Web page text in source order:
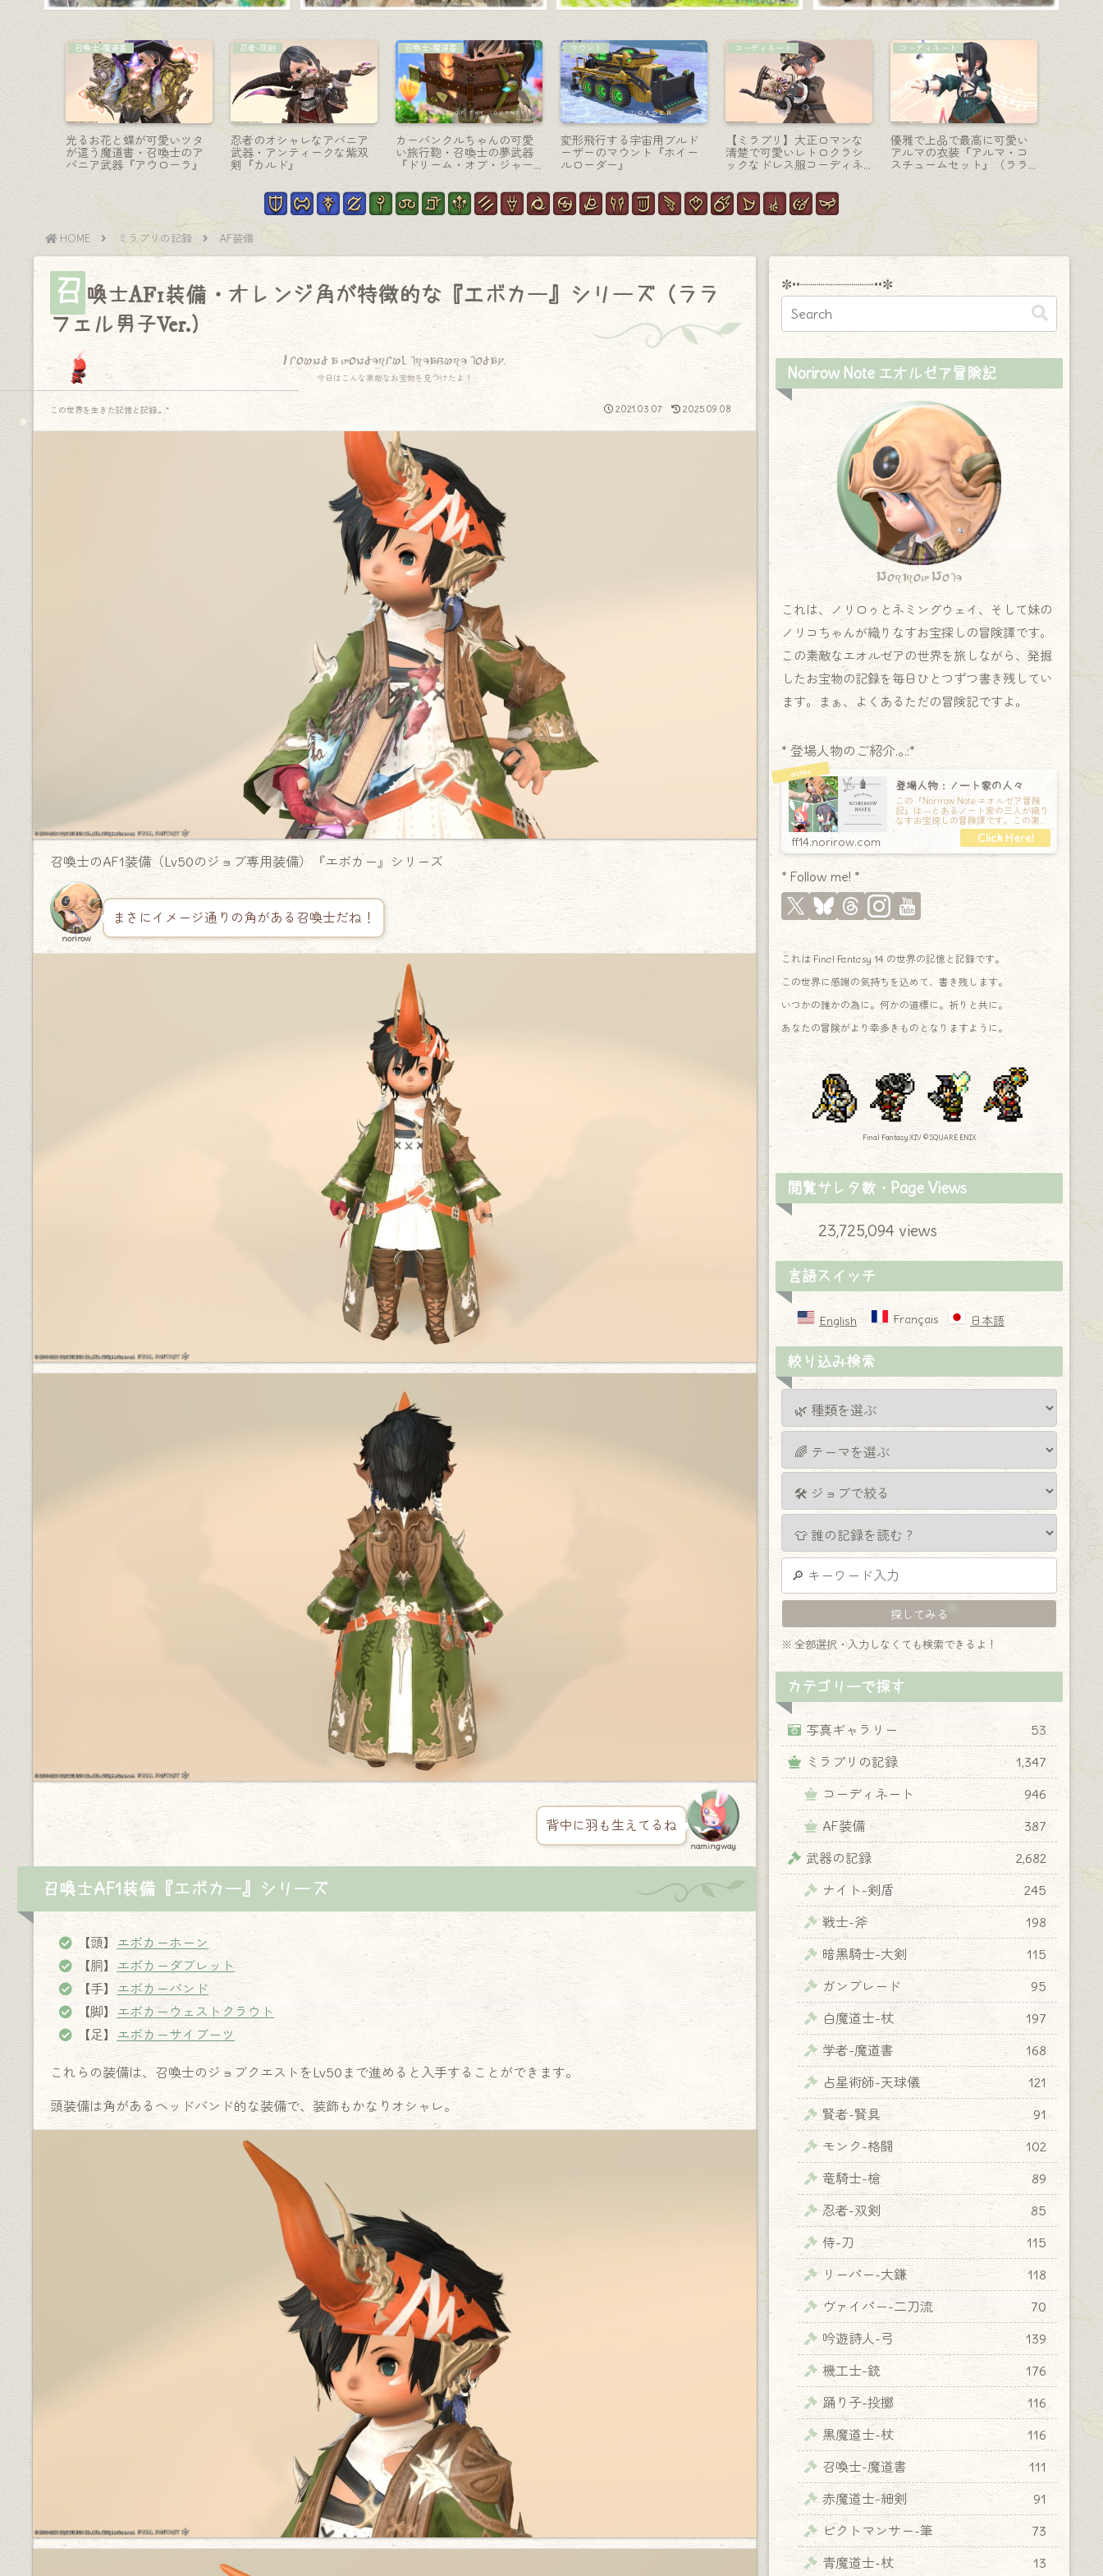
AF装備
召喚士のAF4装備・可愛い
オペラ宮廷衣装『ベコナ
ー』シリーズ（ララフェル
男子Ver.）
コーディネート
【ミラプリ】「白いドレス
のおてんば姫」- ハイハウ
ス・バッスルドレスアレン
ジコーデ
モンク-格闘
モンクのMW最終形態・電子
刃のロケットパンチ『マン
ダヴィラス・フィスト』
コーディネート
【ミラプリ】小さな流浪の
剣士様・光の剣と水鏡の盾
を添えて
占星術師-天球儀
占星術師のちょっとメカニ
カルでカッコいい天球儀
『ガーロンド・マジテック
オーラリーRE』
踊り子-投擲
踊り子のAF4武器・ヒンド
ゥー教の神の名を持つ美し
い円月輪『クリシュナ』
オメガ
HOME ミラプリの記録 AF装備
召 喚士AF1装備・オレンジ角が特徴的な『エボカー』シリーズ（ララ
フェル男子Ver.）
I found a wonderful treasure today.
今日はこんな素敵なお宝物を見つけたよ！
2021.03.07 2025.09.08
この世界を生きた記憶と記録.｡.:*
召喚士のAF1装備（Lv50のジョブ専用装備）『エボカー』シリーズ
norirow
まさにイメージ通りの角がある召喚士だね！
背中に羽も生えてるね
namingway
召喚士AF1装備『エボカー』シリーズ
【頭】 エボカーホーン
【胴】 エボカーダブレット
【手】 エボカーバンド
【脚】 エボカーウェストクラウト
【足】 エボカーサイブーツ
これらの装備は、召喚士のジョブクエストをLv50まで進めると入手することができます。
頭装備は角があるヘッドバンド的な装備で、装飾もかなりオシャレ。
✼••┈┈┈┈┈┈┈┈┈••✼
Norirow Note エオルゼア冒険記
Norirow Note
これは、ノリロゥとネミングウェイ、そして妹の
ノリコちゃんが織りなすお宝探しの冒険譚です。
この素敵なエオルゼアの世界を旅しながら、発掘
したお宝物の記録を毎日ひとつずつ書き残してい
ます。まぁ、よくあるただの冒険記ですよ。
* 登場人物のご紹介.｡.:*
登場人物：ノート家の人々
この『Norirow Note エオルゼア冒険
記』は―とあるノート家の三人が織り
なすお宝探しの冒険譚です。この素敵
な Final Fantasy XIV の世界を旅しな
ff14.norirow.com
* Follow me! *
これは Final Fantasy 14 の世界の記憶と記録です。
この世界に感謝の気持ちを込めて、書き残します。
いつかの誰かの為に。何かの道標に。祈りと共に。
あなたの冒険がより幸多きものとなりますように。
Final Fantasy XIV © SQUARE ENIX
閲覧サレタ数・Page Views
23,725,094 views
言語スイッチ
English Français 日本語
絞り込み検索
※ 全部選択・入力しなくても検索できるよ！
カテゴリーで探す
写真ギャラリー
53
ミラプリの記録
1,347
コーディネート
946
AF装備
387
武器の記録
2,682
ナイト-剣盾
245
戦士-斧
198
暗黒騎士-大剣
115
ガンブレード
95
白魔道士-杖
197
学者-魔道書
168
占星術師-天球儀
121
賢者-賢具
91
モンク-格闘
102
竜騎士-槍
89
忍者-双剣
85
侍-刀
115
リーパー-大鎌
118
ヴァイパー-二刀流
70
吟遊詩人-弓
139
機工士-銃
176
踊り子-投擲
116
黒魔道士-杖
116
召喚士-魔道書
111
赤魔道士-細剣
91
ピクトマンサー-筆
73
青魔道士-杖
13